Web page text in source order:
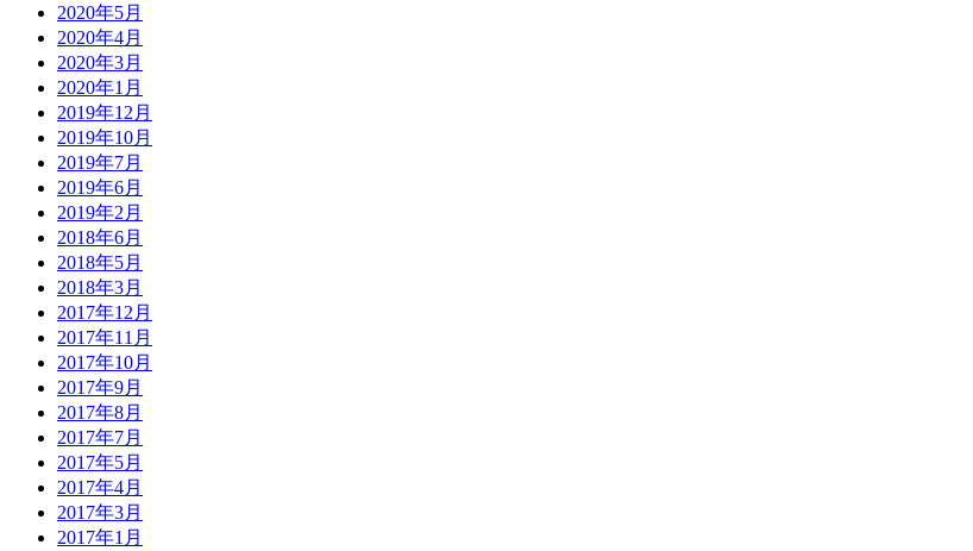
2020年5月
2020年4月
2020年3月
2020年1月
2019年12月
2019年10月
2019年7月
2019年6月
2019年2月
2018年6月
2018年5月
2018年3月
2017年12月
2017年11月
2017年10月
2017年9月
2017年8月
2017年7月
2017年5月
2017年4月
2017年3月
2017年1月